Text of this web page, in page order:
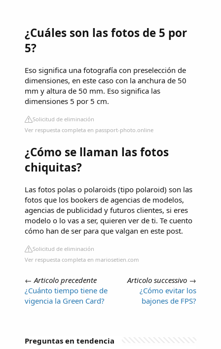
¿Cuáles son las fotos de 5 por
5?
Eso significa una fotografía con preselección de
dimensiones, en este caso con la anchura de 50
mm y altura de 50 mm. Eso significa las
dimensiones 5 por 5 cm.
Solicitud de eliminación
Ver respuesta completa en passport-photo.online
¿Cómo se llaman las fotos
chiquitas?
Las fotos polas o polaroids (tipo polaroid) son las
fotos que los bookers de agencias de modelos,
agencias de publicidad y futuros clientes, si eres
modelo o lo vas a ser, quieren ver de ti. Te cuento
cómo han de ser para que valgan en este post.
Solicitud de eliminación
Ver respuesta completa en mariosetien.com
← Articolo precedente
¿Cuánto tiempo tiene de
vigencia la Green Card?
Articolo successivo →
¿Cómo evitar los
bajones de FPS?
Preguntas en tendencia